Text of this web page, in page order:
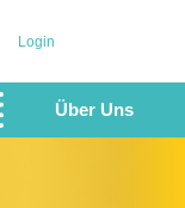
Über Uns
Login